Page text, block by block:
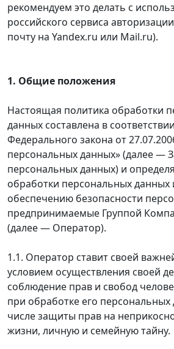
рекомендуем это делать с
российского сервиса
почту на Yandex.ru или Mail.ru).
1. Общие положения
Настоящая политика обработки
данных составлена в
Федерального закона от
персональных данных» (далее —
персональных данных) и
обработки персональных
обеспечению безопасности
предпринимаемые Группой
(далее — Оператор).
1.1. Оператор ставит своей
условием осуществления своей
соблюдение прав и свобод
при обработке его
числе защиты прав на
жизни, личную и семейную тайну.